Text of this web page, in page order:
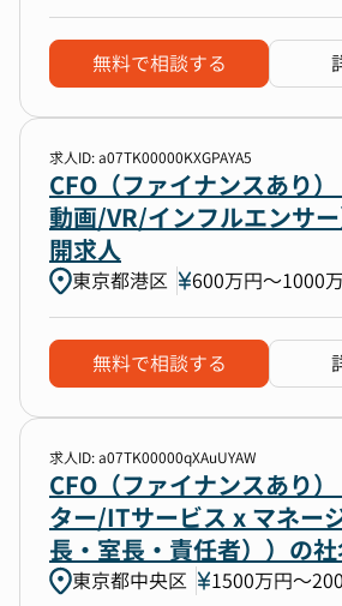
無料で相談する
求人ID: a07TK00000KXGPAYA5
CFO（ファイナンスあり
動画/VR/インフルエンサ
開求人
東京都港区 600万円〜1000
無料で相談する
求人ID: a07TK00000qXAuUYAW
CFO（ファイナンスあり
ター/ITサービス x マネー
長・室長・責任者））の
東京都中央区 1500万円〜